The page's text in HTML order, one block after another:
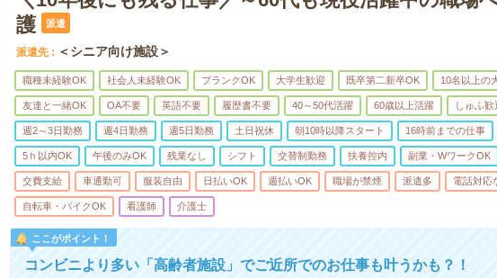
護
派遣
派遣先 ＜シニア向け施設＞
職種未経験OK 社会人未経験OK ブランクOK 大学生歓迎 既卒第二新卒OK 10名以上の
友達と一緒OK OA不要 英語不要 履歴書不要 40～50代活躍 60歳以上活躍 しゅふ歓
週2～3日勤務 週4日勤務 週5日勤務 土日祝休 朝10時以降スタート 16時前までの仕事
5ｈ以内OK 午後のみOK 残業なし シフト 交替制勤務 扶養控内 副業・WワークOK
交費支給 車通勤可 服装自由 日払いOK 週払いOK 職場が禁煙 派遣多 電話対応
自転車・バイクOK 看護師 介護士
ここがポイント！
コンビニより多い「高齢者施設」でご近所でのお仕事も叶うかも？！